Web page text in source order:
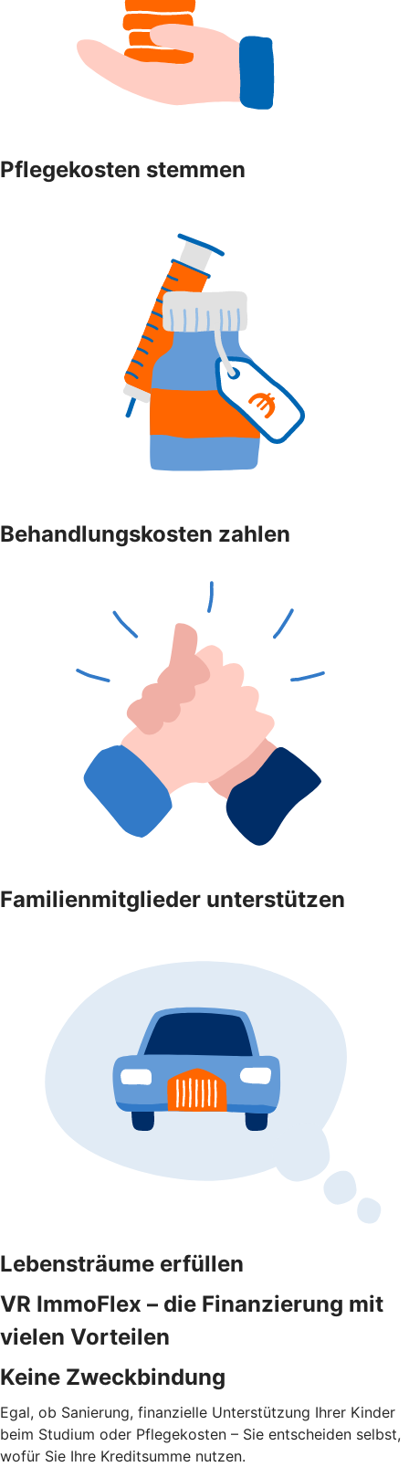
Pflegekosten stemmen
Behandlungskosten zahlen
Familienmitglieder unterstützen
Lebensträume erfüllen
VR ImmoFlex – die Finanzierung mit
vielen Vorteilen
Keine Zweckbindung
Egal, ob Sanierung, finanzielle Unterstützung Ihrer Kinder
beim Studium oder Pflegekosten – Sie entscheiden selbst,
wofür Sie Ihre Kreditsumme nutzen.